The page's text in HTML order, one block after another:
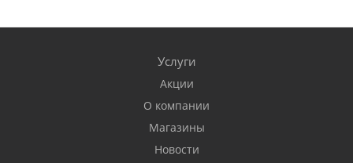
Услуги
Акции
О компании
Магазины
Новости